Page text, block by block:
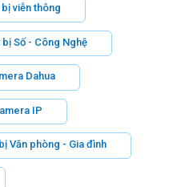
viễn thông
bị Số - Công Nghệ
Dahua
IP
Văn phòng - Gia đình